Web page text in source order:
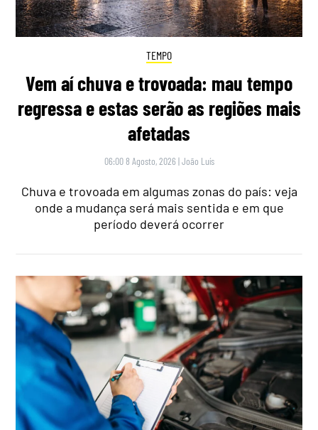
TEMPO
Vem aí chuva e trovoada: mau tempo
regressa e estas serão as regiões mais
afetadas
06:00 8 Agosto, 2026 |João Luís
Chuva e trovoada em algumas zonas do país: veja
onde a mudança será mais sentida e em que
período deverá ocorrer